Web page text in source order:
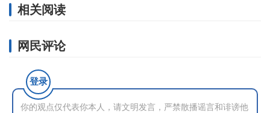
相关阅读
网民评论
登录